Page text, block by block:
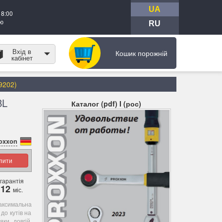
UA
RU
Вхід в
кабінет Кошик порожній
гарантія
12 міс.
кутів на
Каталог (pdf) I (рос)